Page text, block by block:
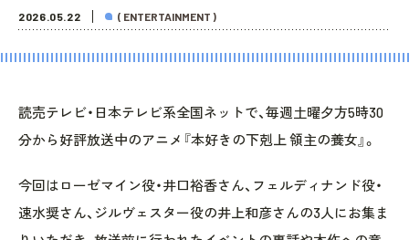
2026.05.22 ( ENTERTAINMENT )
読売テレビ・日本テレビ系全国ネットで、毎週土曜夕方5時30
分から好評放送中のアニメ『本好きの下剋上 領主の養女』。
今回はローゼマイン役・井口裕香さん、フェルディナンド役・
速水奨さん、ジルヴェスター役の井上和彦さんの3人にお集ま